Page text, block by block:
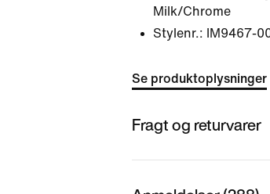
Milk/Chrome
Stylenr.:
IM9467-
Se produktoplysninger
Fragt og returvarer